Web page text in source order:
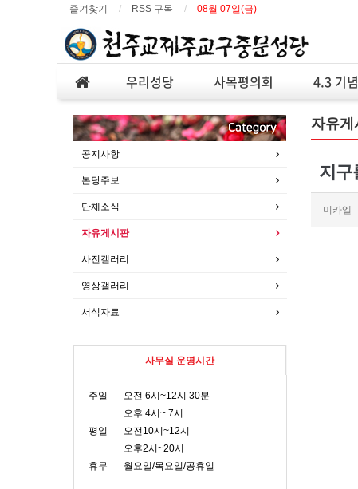
즐겨찾기 RSS 구독 08월 07일(금)
우리성당 사목평의회 4.3 기
자유게
지구
미카엘
공지사항
본당주보
단체소식
자유게시판
사진갤러리
영상갤러리
서식자료
사무실 운영시간
주일
오전 6시~12시 30분
오후 4시~ 7시
평일
오전10시~12시
오후2시~20시
휴무
월요일/목요일/공휴일